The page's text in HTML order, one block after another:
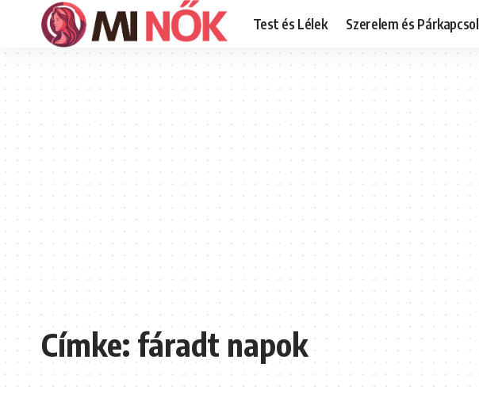
Test és Lélek Szerelem és
Címke:fáradt napok